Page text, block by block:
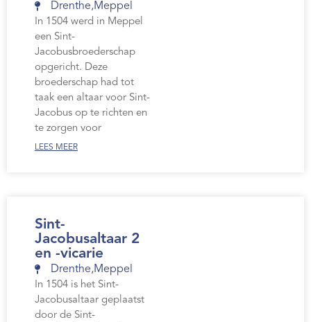
Drenthe,Meppel
In 1504 werd in Meppel
een Sint-
Jacobusbroederschap
opgericht. Deze
broederschap had tot
taak een altaar voor Sint-
Jacobus op te richten en
te zorgen voor
LEES MEER
Sint-
Jacobusaltaar 2
en -vicarie
Drenthe,Meppel
In 1504 is het Sint-
Jacobusaltaar geplaatst
door de Sint-